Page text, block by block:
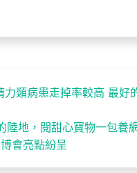
力類病患走掉率較高 最好
陸地，閱甜心寶物一包
會亮點紛呈